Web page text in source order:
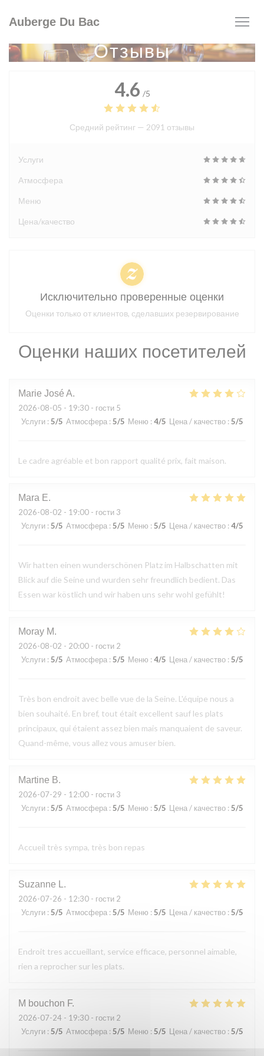
Auberge Du Bac
Отзывы
Оценки наших посетителей
Marie José A
2026-08-05 - 19:30 - гости 5
Услуги : 5/5 Атмосфера : 5/5 Меню : 4/5 Цена / качество : 5/5
Le cadre agréable et bon rapport qualité prix, fait maison.
Mara E
2026-08-02 - 19:00 - гости 3
Услуги : 5/5 Атмосфера : 5/5 Меню : 5/5 Цена / качество : 4/5
Wir hatten einen wunderschönen Platz im Halbschatten mit
Blick auf die Seine und wurden sehr freundlich bedient. Das
Essen war köstlich und wir haben uns sehr wohl gefühlt!
Moray M
2026-08-02 - 20:00 - гости 2
Услуги : 5/5 Атмосфера : 5/5 Меню : 4/5 Цена / качество : 5/5
Très bon endroit avec belle vue de la Seine. L'équipe nous a
bien souhaité. En bref, tout était excellent sauf les plats
principaux, qui étaient assez bien mais manquaient de saveur.
Quand-même, vous allez vous amuser bien.
Martine B
2026-07-29 - 12:00 - гости 3
Услуги : 5/5 Атмосфера : 5/5 Меню : 5/5 Цена / качество : 5/5
Accueil très sympa, très bon repas
Suzanne L
2026-07-26 - 12:30 - гости 2
Услуги : 5/5 Атмосфера : 5/5 Меню : 5/5 Цена / качество :5/5
Endroit tres accueillant, service efficace, personnel aimable,
rien a reprocher sur les plats.
M bouchon F
2026-07-24 - 19:30 - гости 2
Услуги : 5/5 Атмосфера : 5/5 Меню : 5/5 Цена / качество : 5/5
4.6 /5
Средний рейтинг — 2091 отзывы
Услуги
Атмосфера
Меню
Цена/качество
Исключительно проверенные оценки
Оценки только от клиентов, сделавших резервирование